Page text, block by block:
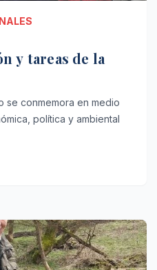
y tareas de la
se conmemora en medio
política y ambiental